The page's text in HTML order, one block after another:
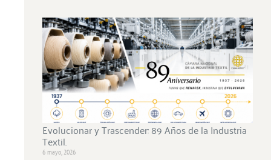
Evolucionar y Trascender: 89 Años de la Industria
Textil.
6 mayo, 2026